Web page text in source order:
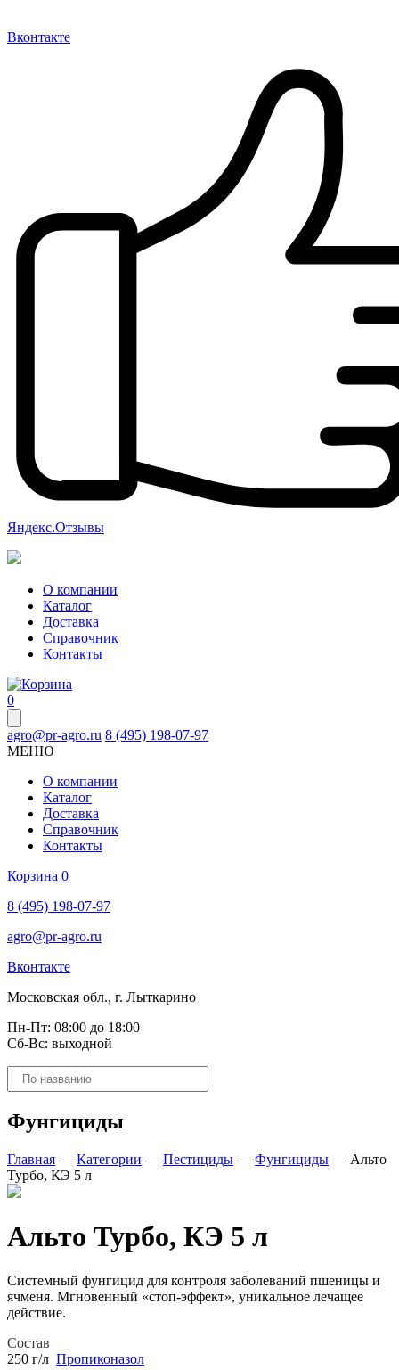
Вконтакте
Яндекс.Отзывы
О компании
Каталог
Доставка
Справочник
Контакты
0
agro@pr-agro.ru 8 (495) 198-07-97
МЕНЮ
О компании
Каталог
Доставка
Справочник
Контакты
Корзина 0
8 (495) 198-07-97
agro@pr-agro.ru
Вконтакте
Московская обл., г. Лыткарино
Пн-Пт: 08:00 до 18:00
Сб-Вс: выходной
Поиск
товаров
Фунгициды
Главная — Категории — Пестициды — Фунгициды — Альто
Турбо, КЭ 5 л
Альто Турбо, КЭ 5 л
Системный фунгицид для контроля заболеваний пшеницы и
ячменя. Мгновенный «стоп-эффект», уникальное лечащее
действие.
Состав
250 г/л Пропиконазол